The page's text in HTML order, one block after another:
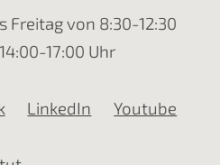
Freitag von 8:30-12:30
17:00 Uhr
LinkedIn Youtube